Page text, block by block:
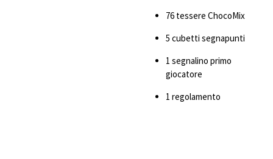
76 tessere ChocoMix
5 cubetti segnapunti
1 segnalino primo
giocatore
1 regolamento